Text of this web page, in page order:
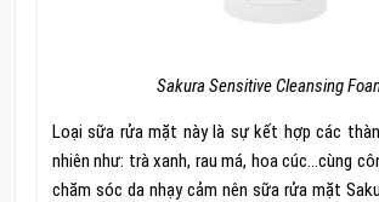
Sakura Sensitive Cleansing
Loại sữa rửa mặt này là sự kết hợp các
nhiên như: trà xanh, rau má, hoa cúc…cùng
chăm sóc da nhạy cảm nên sữa rửa mặt